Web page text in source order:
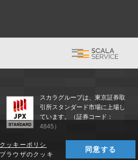
スカラグループは、東京証券取
引所スタンダード市場に上場し
ています。（証券コード：
4845）
クッキーポリシ
ラウザのクッキ
同意する